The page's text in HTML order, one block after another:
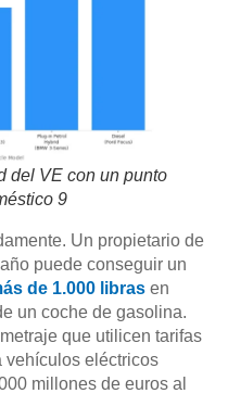
del VE con un punto
9
Un propietario de
puede conseguir un
de 1.000 libras en
un coche de gasolina.
que utilicen tarifas
vehículos eléctricos
millones de euros al